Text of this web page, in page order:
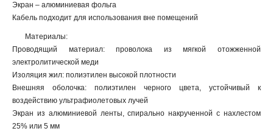
Экран – алюминиевая фольга
Кабель подходит для использования вне помещений
Материалы:
Проводящий материал: проволока из мягкой отожженной
электролитической меди
Изоляция жил: полиэтилен высокой плотности
Внешняя оболочка: полиэтилен черного цвета, устойчивый к
воздействию ультрафиолетовых лучей
Экран из алюминиевой ленты, спирально накрученной с нахлестом
25% или 5 мм